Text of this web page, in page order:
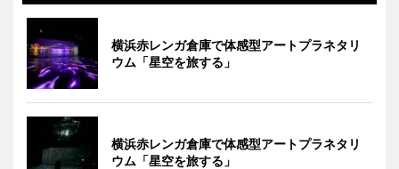
横浜赤レンガ倉庫で体感型アートプラネタリ
ウム「星空を旅する」
横浜赤レンガ倉庫で体感型アートプラネタリ
ウム「星空を旅する」